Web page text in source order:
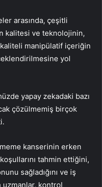
arasında, çeşitli
kalitesi ve teknolojinin,
manipülatif içeriğin
yol
yapay zekadaki bazı
çözülmemiş birçok
kanserinin erken
tahmin ettiğini,
sağladığını ve iş
uzmanlar, kontrol